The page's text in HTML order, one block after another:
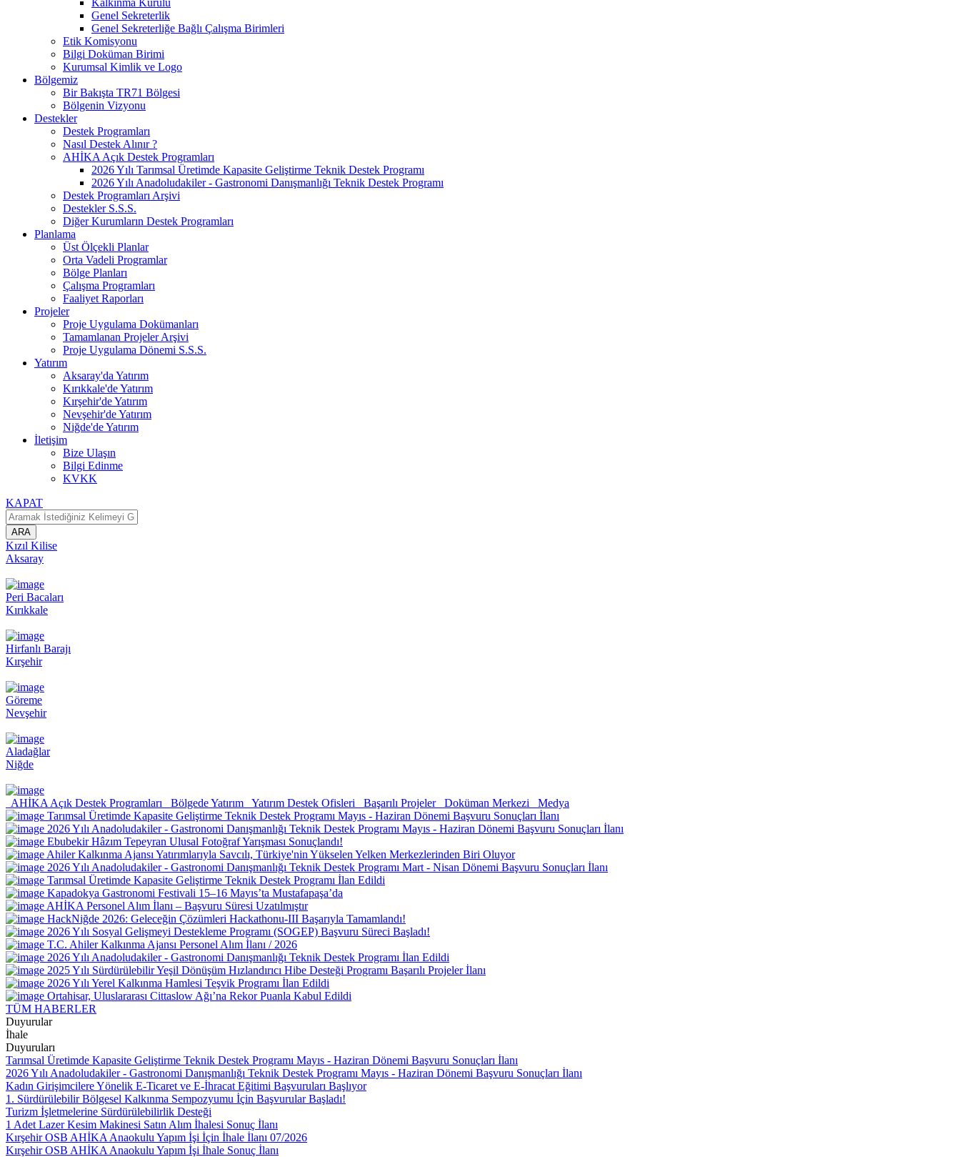
Kalkınma Kurulu
Genel Sekreterlik
Genel Sekreterliğe Bağlı Çalışma Birimleri
Etik Komisyonu
Bilgi Doküman Birimi
Kurumsal Kimlik ve Logo
Bölgemiz
Bir Bakışta TR71 Bölgesi
Bölgenin Vizyonu
Destekler
Destek Programları
Nasıl Destek Alınır ?
AHİKA Açık Destek Programları
2026 Yılı Tarımsal Üretimde Kapasite Geliştirme Teknik Destek Programı
2026 Yılı Anadoludakiler - Gastronomi Danışmanlığı Teknik Destek Programı
Destek Programları Arşivi
Destekler S.S.S.
Diğer Kurumların Destek Programları
Planlama
Üst Ölçekli Planlar
Orta Vadeli Programlar
Bölge Planları
Çalışma Programları
Faaliyet Raporları
Projeler
Proje Uygulama Dokümanları
Tamamlanan Projeler Arşivi
Proje Uygulama Dönemi S.S.S.
Yatırım
Aksaray'da Yatırım
Kırıkkale'de Yatırım
Kırşehir'de Yatırım
Nevşehir'de Yatırım
Niğde'de Yatırım
İletişim
Bize Ulaşın
Bilgi Edinme
KVKK
KAPAT
ARA
Kızıl Kilise
Aksaray
Peri Bacaları
Kırıkkale
Hirfanlı Barajı
Kırşehir
Göreme
Nevşehir
Aladağlar
Niğde
AHİKA Açık Destek Programları Bölgede Yatırım Yatırım Destek Ofisleri Başarılı Projeler Doküman Merkezi
Medya
Tarımsal Üretimde Kapasite Geliştirme Teknik Destek Programı Mayıs - Haziran Dönemi Başvuru Sonuçları İlanı
2026 Yılı Anadoludakiler - Gastronomi Danışmanlığı Teknik Destek Programı Mayıs - Haziran Dönemi Başvuru Sonuçları İlanı
Ebubekir Hâzım Tepeyran Ulusal Fotoğraf Yarışması Sonuçlandı!
Ahiler Kalkınma Ajansı Yatırımlarıyla Savcılı, Türkiye'nin Yükselen Yelken Merkezlerinden Biri Oluyor
2026 Yılı Anadoludakiler - Gastronomi Danışmanlığı Teknik Destek Programı Mart - Nisan Dönemi Başvuru Sonuçları İlanı
Tarımsal Üretimde Kapasite Geliştirme Teknik Destek Programı İlan Edildi
Kapadokya Gastronomi Festivali 15–16 Mayıs’ta Mustafapaşa’da
AHİKA Personel Alım İlanı – Başvuru Süresi Uzatılmıştır
HackNiğde 2026: Geleceğin Çözümleri Hackathonu-III Başarıyla Tamamlandı!
2026 Yılı Sosyal Gelişmeyi Destekleme Programı (SOGEP) Başvuru Süreci Başladı!
T.C. Ahiler Kalkınma Ajansı Personel Alım İlanı / 2026
2026 Yılı Anadoludakiler - Gastronomi Danışmanlığı Teknik Destek Programı İlan Edildi
2025 Yılı Sürdürülebilir Yeşil Dönüşüm Hızlandırıcı Hibe Desteği Programı Başarılı Projeler İlanı
2026 Yılı Yerel Kalkınma Hamlesi Teşvik Programı İlan Edildi
Ortahisar, Uluslararası Cittaslow Ağı’na Rekor Puanla Kabul Edildi
TÜM HABERLER
Duyurular
İhale
Duyuruları
Tarımsal Üretimde Kapasite Geliştirme Teknik Destek Programı Mayıs - Haziran Dönemi Başvuru Sonuçları İlanı
2026 Yılı Anadoludakiler - Gastronomi Danışmanlığı Teknik Destek Programı Mayıs - Haziran Dönemi Başvuru Sonuçları İlanı
Kadın Girişimcilere Yönelik E-Ticaret ve E-İhracat Eğitimi Başvuruları Başlıyor
1. Sürdürülebilir Bölgesel Kalkınma Sempozyumu İçin Başvurular Başladı!
Turizm İşletmelerine Sürdürülebilirlik Desteği
1 Adet Lazer Kesim Makinesi Satın Alım İhalesi Sonuç İlanı
Kırşehir OSB AHİKA Anaokulu Yapım İşi İçin İhale İlanı 07/2026
Kırşehir OSB AHİKA Anaokulu Yapım İşi İhale Sonuç İlanı